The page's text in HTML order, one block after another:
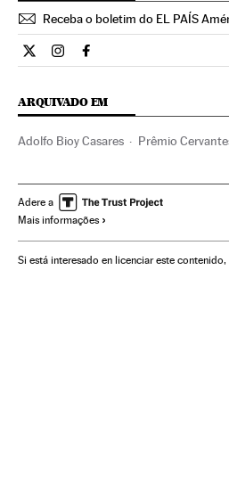
Receba o boletim do EL PAÍS
Cultura El País Brasil en Twitter
Cultura El País Brasil en
Cultura El País Brasil
ARQUIVADO EM
Adolfo Bioy Casares Prêmio
Literatura Livros Cultura
América do Norte
Adere a
Mais informações
Si está interesado en licenciar este contenido,